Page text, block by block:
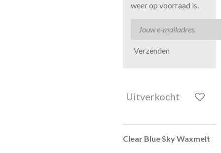
weer op voorraad is.
Verzenden
Uitverkocht
Clear Blue Sky Waxmelt